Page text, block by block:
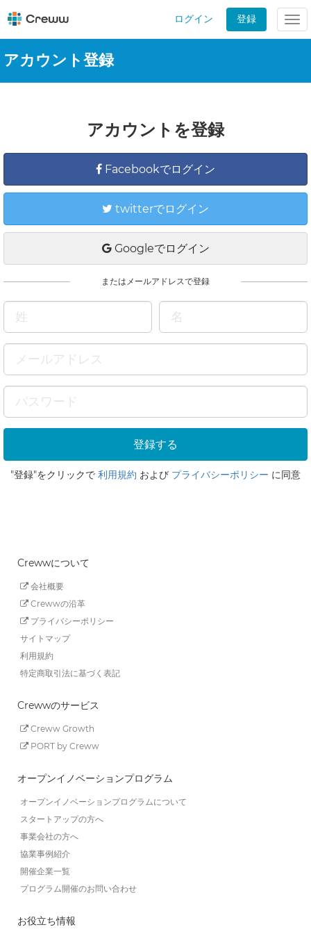
ログイン 登録
アカウント登録
アカウントを登録
Facebookでログイン
twitterでログイン
Googleでログイン
またはメールアドレスで登録
"登録"をクリックで 利用規約 および プライバシーポリシー に同意
Crewwについて
会社概要
Crewwの沿革
プライバシーポリシー
サイトマップ
利用規約
特定商取引法に基づく表記
Crewwのサービス
Creww Growth
PORT by Creww
オープンイノベーションプログラム
オープンイノベーションプログラムについて
スタートアップの方へ
事業会社の方へ
協業事例紹介
開催企業一覧
プログラム開催のお問い合わせ
お役立ち情報